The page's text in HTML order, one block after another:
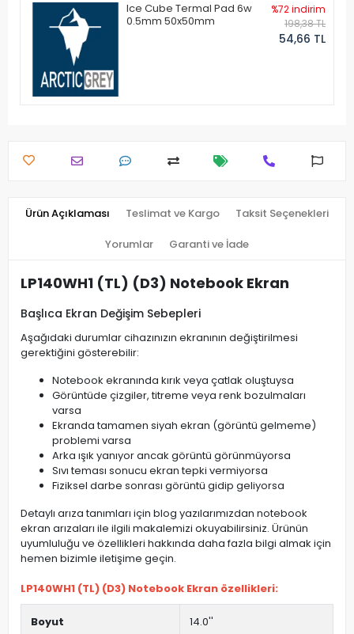
Ice Cube Termal Pad 6w
0.5mm 50x50mm
%72 indirim
198,38 TL
54,66 TL
Ürün Açıklaması Teslimat ve Kargo Taksit Seçenekleri
Yorumlar Garanti ve İade
LP140WH1 (TL) (D3) Notebook Ekran
Başlıca Ekran Değişim Sebepleri
Aşağıdaki durumlar cihazınızın ekranının değiştirilmesi
gerektiğini gösterebilir:
Notebook ekranında kırık veya çatlak oluştuysa
Görüntüde çizgiler, titreme veya renk bozulmaları
varsa
Ekranda tamamen siyah ekran (görüntü gelmeme)
problemi varsa
Arka ışık yanıyor ancak görüntü görünmüyorsa
Sıvı teması sonucu ekran tepki vermiyorsa
Fiziksel darbe sonrası görüntü gidip geliyorsa
Detaylı arıza tanımları için blog yazılarımızdan notebook
ekran arızaları ile ilgili makalemizi okuyabilirsiniz. Ürünün
uyumluluğu ve özellikleri hakkında daha fazla bilgi almak için
hemen bizimle iletişime geçin.
LP140WH1 (TL) (D3) Notebook Ekran özellikleri:
Boyut 14.0''